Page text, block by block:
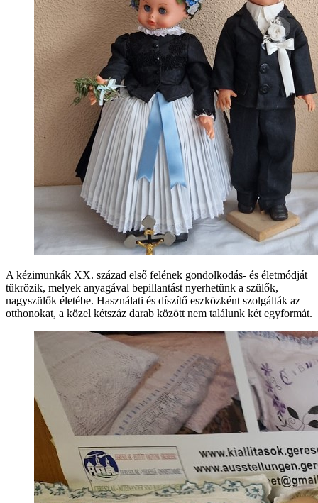
A kézimunkák XX. század első felének gondolkodás- és életmódját
tükrözik, melyek anyagával bepillantást nyerhetünk a szülők,
nagyszülők életébe. Használati és díszítő eszközként szolgálták az
otthonokat, a közel kétszáz darab között nem találunk két egyformát.